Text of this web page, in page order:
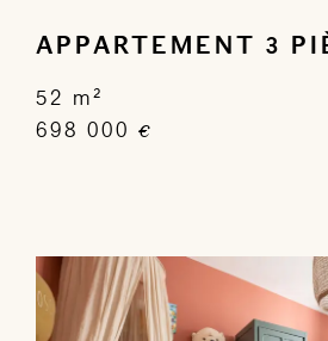
APPARTEMENT 3
52 m²
698 000 €